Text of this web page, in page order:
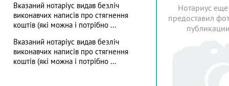
Вказаний нотаріус видав безліч
виконавчих написів про стягнення
коштів (які можна і потрібно ...
Вказаний нотаріус видав безліч
виконавчих написів про стягнення
коштів (які можна і потрібно ...
Нотариус
предоставил